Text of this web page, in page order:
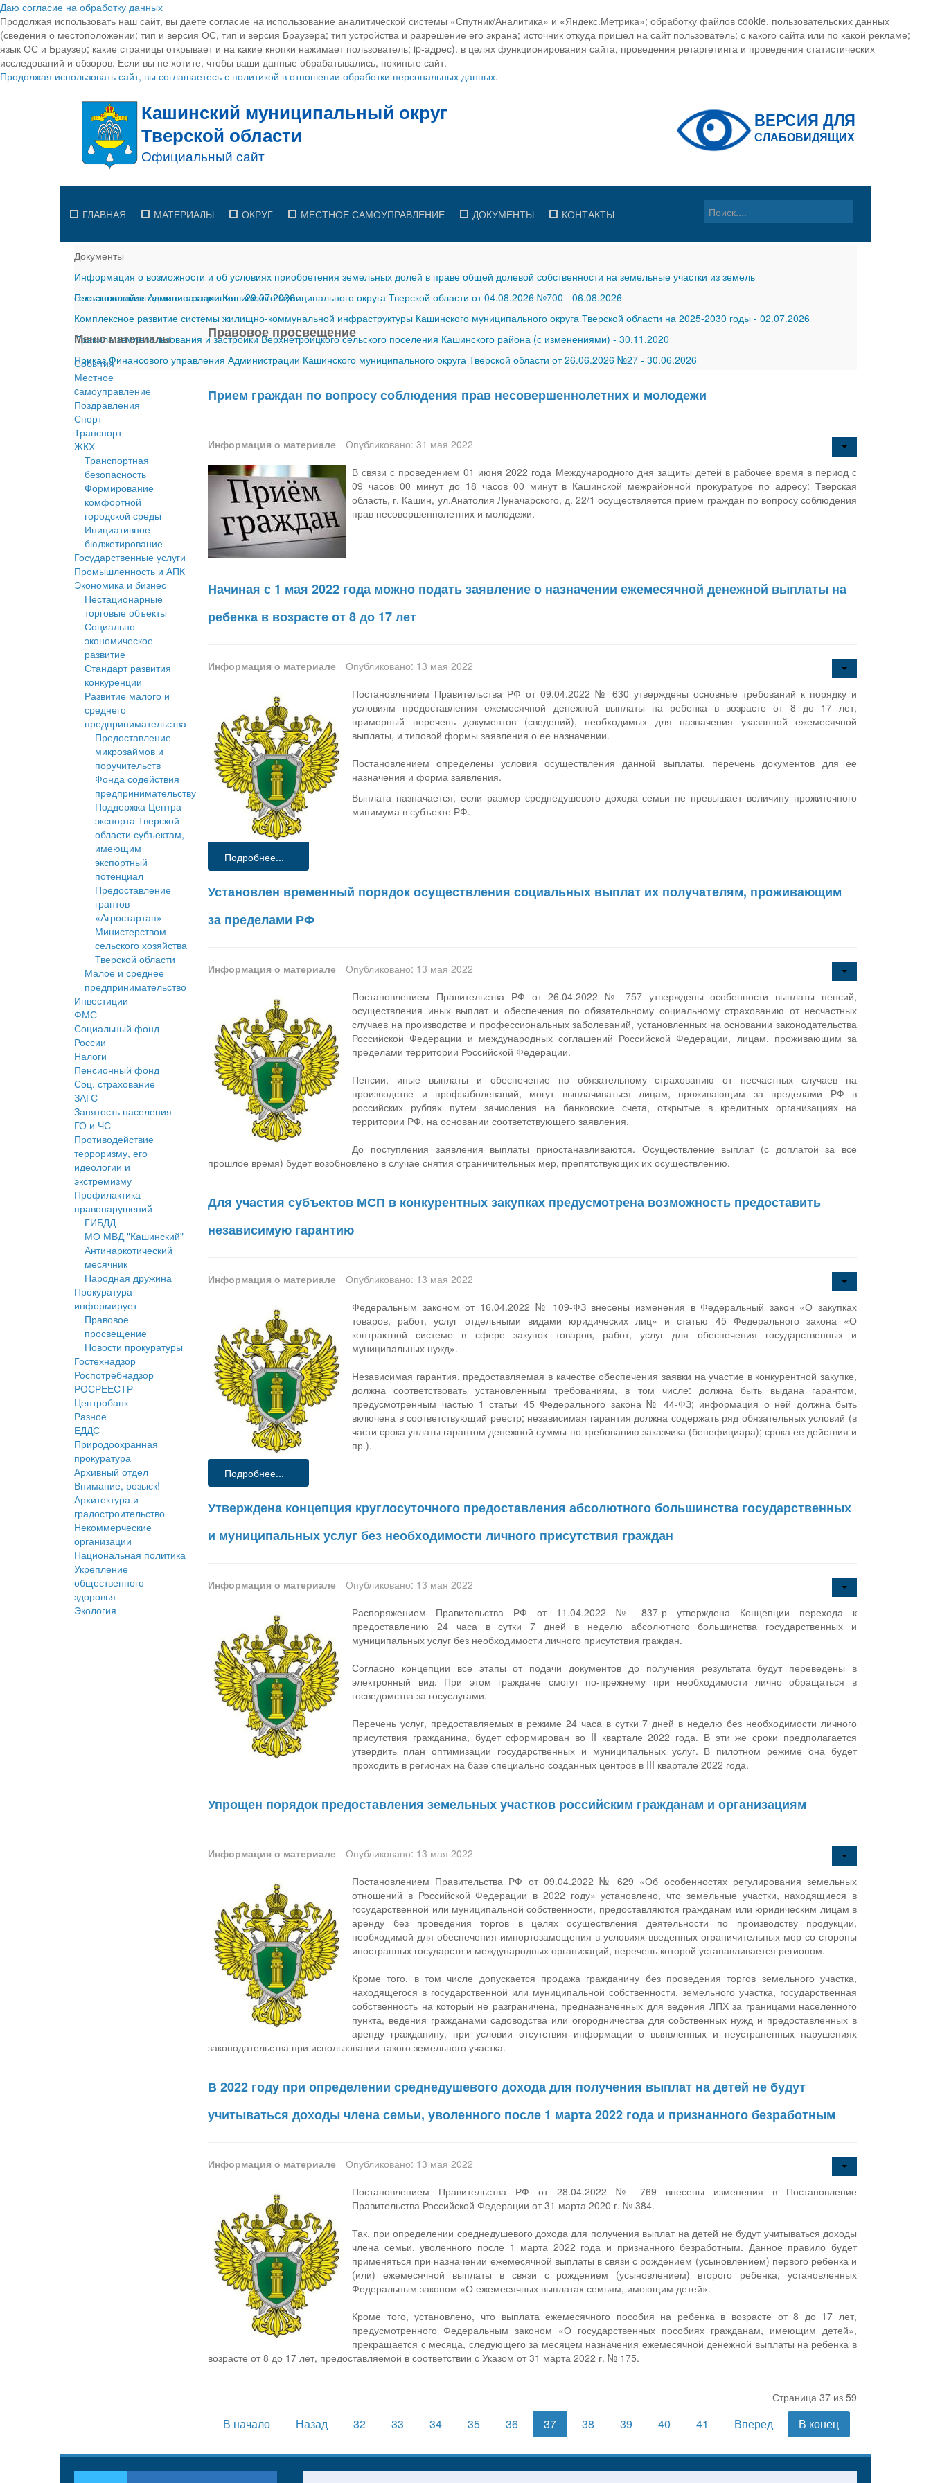
Даю согласие на обработку данных
Продолжая использовать наш сайт, вы даете согласие на использование аналитической системы «Спутник/Аналитика» и «Яндекс.Метрика»; обработку файлов cookie, пользовательских данных
(сведения о местоположении; тип и версия ОС, тип и версия Браузера; тип устройства и разрешение его экрана; источник откуда пришел на сайт пользователь; с какого сайта или по какой рекламе;
язык ОС и Браузер; какие страницы открывает и на какие кнопки нажимает пользователь; ip-адрес). в целях функционирования сайта, проведения ретаргетинга и проведения статистических
исследований и обзоров. Если вы не хотите, чтобы ваши данные обрабатывались, покиньте сайт.
Продолжая использовать сайт, вы соглашаетесь с политикой в отношении обработки персональных данных.
ГЛАВНАЯ МАТЕРИАЛЫ ОКРУГ МЕСТНОЕ САМОУПРАВЛЕНИЕ ДОКУМЕНТЫ КОНТАКТЫ
Документы
Информация о возможности и об условиях приобретения земельных долей в праве общей долевой собственности на земельные участки из земель
сельскохозяйственного назначения-29.07.2026
Постановление Администрации Кашинского муниципального округа Тверской области от 04.08.2026 №700 - 06.08.2026
Комплексное развитие системы жилищно-коммунальной инфраструктуры Кашинского муниципального округа Тверской области на 2025-2030 годы - 02.07.2026
Правила землепользования и застройки Верхнетроицкого сельского поселения Кашинского района (с изменениями) - 30.11.2020
Приказ Финансового управления Администрации Кашинского муниципального округа Тверской области от 26.06.2026 №27 - 30.06.2026
Меню материалы
События
Местное
cамоуправление
Поздравления
Спорт
Транспорт
ЖКХ
Транспортная
безопасность
Формирование
комфортной
городской среды
Инициативное
бюджетирование
Государственные услуги
Промышленность и АПК
Экономика и бизнес
Нестационарные
торговые объекты
Социально-
экономическое
развитие
Стандарт развития
конкуренции
Развитие малого и
среднего
предпринимательства
Предоставление
микрозаймов и
поручительств
Фонда содействия
предпринимательству
Поддержка Центра
экспорта Тверской
области субъектам,
имеющим
экспортный
потенциал
Предоставление
грантов
«Агростартап»
Министерством
сельского хозяйства
Тверской области
Малое и среднее
предпринимательство
Инвестиции
ФМС
Социальный фонд
России
Налоги
Пенсионный фонд
Соц. страхование
ЗАГС
Занятость населения
ГО и ЧС
Противодействие
терроризму, его
идеологии и
экстремизму
Профилактика
правонарушений
ГИБДД
МО МВД "Кашинский"
Антинаркотический
месячник
Народная дружина
Прокуратура
информирует
Правовое
просвещение
Новости прокуратуры
Гостехнадзор
Роспотребнадзор
РОСРЕЕСТР
Центробанк
Разное
ЕДДС
Природоохранная
прокуратура
Архивный отдел
Внимание, розыск!
Архитектура и
градостроительство
Некоммерческие
организации
Национальная политика
Укрепление
общественного
здоровья
Экология
Правовое просвещение
Прием граждан по вопросу соблюдения прав несовершеннолетних и молодежи
Информация о материале
Опубликовано: 31 мая 2022
В связи с проведением 01 июня 2022 года Международного дня защиты детей в рабочее время в период с
09 часов 00 минут до 18 часов 00 минут в Кашинской межрайонной прокуратуре по адресу: Тверская
область, г. Кашин, ул.Анатолия Луначарского, д. 22/1 осуществляется прием граждан по вопросу соблюдения
прав несовершеннолетних и молодежи.
Начиная с 1 мая 2022 года можно подать заявление о назначении ежемесячной денежной выплаты на
ребенка в возрасте от 8 до 17 лет
Информация о материале
Опубликовано: 13 мая 2022
Постановлением Правительства РФ от 09.04.2022 № 630 утверждены основные требований к порядку и
условиям предоставления ежемесячной денежной выплаты на ребенка в возрасте от 8 до 17 лет,
примерный перечень документов (сведений), необходимых для назначения указанной ежемесячной
выплаты, и типовой формы заявления о ее назначении.
Постановлением определены условия осуществления данной выплаты, перечень документов для ее
назначения и форма заявления.
Выплата назначается, если размер среднедушевого дохода семьи не превышает величину прожиточного
минимума в субъекте РФ.
Подробнее...
Установлен временный порядок осуществления социальных выплат их получателям, проживающим
за пределами РФ
Информация о материале
Опубликовано: 13 мая 2022
Постановлением Правительства РФ от 26.04.2022 № 757 утверждены особенности выплаты пенсий,
осуществления иных выплат и обеспечения по обязательному социальному страхованию от несчастных
случаев на производстве и профессиональных заболеваний, установленных на основании законодательства
Российской Федерации и международных соглашений Российской Федерации, лицам, проживающим за
пределами территории Российской Федерации.
Пенсии, иные выплаты и обеспечение по обязательному страхованию от несчастных случаев на
производстве и профзаболеваний, могут выплачиваться лицам, проживающим за пределами РФ в
российских рублях путем зачисления на банковские счета, открытые в кредитных организациях на
территории РФ, на основании соответствующего заявления.
До поступления заявления выплаты приостанавливаются. Осуществление выплат (с доплатой за все
прошлое время) будет возобновлено в случае снятия ограничительных мер, препятствующих их осуществлению.
Для участия субъектов МСП в конкурентных закупках предусмотрена возможность предоставить
независимую гарантию
Информация о материале
Опубликовано: 13 мая 2022
Федеральным законом от 16.04.2022 № 109-ФЗ внесены изменения в Федеральный закон «О закупках
товаров, работ, услуг отдельными видами юридических лиц» и статью 45 Федерального закона «О
контрактной системе в сфере закупок товаров, работ, услуг для обеспечения государственных и
муниципальных нужд».
Независимая гарантия, предоставляемая в качестве обеспечения заявки на участие в конкурентной закупке,
должна соответствовать установленным требованиям, в том числе: должна быть выдана гарантом,
предусмотренным частью 1 статьи 45 Федерального закона № 44-ФЗ; информация о ней должна быть
включена в соответствующий реестр; независимая гарантия должна содержать ряд обязательных условий (в
части срока уплаты гарантом денежной суммы по требованию заказчика (бенефициара); срока ее действия и
пр.).
Подробнее...
Утверждена концепция круглосуточного предоставления абсолютного большинства государственных
и муниципальных услуг без необходимости личного присутствия граждан
Информация о материале
Опубликовано: 13 мая 2022
Распоряжением Правительства РФ от 11.04.2022 № 837-р утверждена Концепции перехода к
предоставлению 24 часа в сутки 7 дней в неделю абсолютного большинства государственных и
муниципальных услуг без необходимости личного присутствия граждан.
Согласно концепции все этапы от подачи документов до получения результата будут переведены в
электронный вид. При этом граждане смогут по-прежнему при необходимости лично обращаться в
госведомства за госуслугами.
Перечень услуг, предоставляемых в режиме 24 часа в сутки 7 дней в неделю без необходимости личного
присутствия гражданина, будет сформирован во II квартале 2022 года. В эти же сроки предполагается
утвердить план оптимизации государственных и муниципальных услуг. В пилотном режиме она будет
проходить в регионах на базе специально созданных центров в III квартале 2022 года.
Упрощен порядок предоставления земельных участков российским гражданам и организациям
Информация о материале
Опубликовано: 13 мая 2022
Постановлением Правительства РФ от 09.04.2022 № 629 «Об особенностях регулирования земельных
отношений в Российской Федерации в 2022 году» установлено, что земельные участки, находящиеся в
государственной или муниципальной собственности, предоставляются гражданам или юридическим лицам в
аренду без проведения торгов в целях осуществления деятельности по производству продукции,
необходимой для обеспечения импортозамещения в условиях введенных ограничительных мер со стороны
иностранных государств и международных организаций, перечень которой устанавливается регионом.
Кроме того, в том числе допускается продажа гражданину без проведения торгов земельного участка,
находящегося в государственной или муниципальной собственности, земельного участка, государственная
собственность на который не разграничена, предназначенных для ведения ЛПХ за границами населенного
пункта, ведения гражданами садоводства или огородничества для собственных нужд и предоставленных в
аренду гражданину, при условии отсутствия информации о выявленных и неустраненных нарушениях
законодательства при использовании такого земельного участка.
В 2022 году при определении среднедушевого дохода для получения выплат на детей не будут
учитываться доходы члена семьи, уволенного после 1 марта 2022 года и признанного безработным
Информация о материале
Опубликовано: 13 мая 2022
Постановлением Правительства РФ от 28.04.2022 № 769 внесены изменения в Постановление
Правительства Российской Федерации от 31 марта 2020 г. № 384.
Так, при определении среднедушевого дохода для получения выплат на детей не будут учитываться доходы
члена семьи, уволенного после 1 марта 2022 года и признанного безработным. Данное правило будет
применяться при назначении ежемесячной выплаты в связи с рождением (усыновлением) первого ребенка и
(или) ежемесячной выплаты в связи с рождением (усыновлением) второго ребенка, установленных
Федеральным законом «О ежемесячных выплатах семьям, имеющим детей».
Кроме того, установлено, что выплата ежемесячного пособия на ребенка в возрасте от 8 до 17 лет,
предусмотренного Федеральным законом «О государственных пособиях гражданам, имеющим детей»,
прекращается с месяца, следующего за месяцем назначения ежемесячной денежной выплаты на ребенка в
возрасте от 8 до 17 лет, предоставляемой в соответствии с Указом от 31 марта 2022 г. № 175.
Страница 37 из 59
В начало Назад 32 33 34 35 36 37 38 39 40 41 Вперед В конец